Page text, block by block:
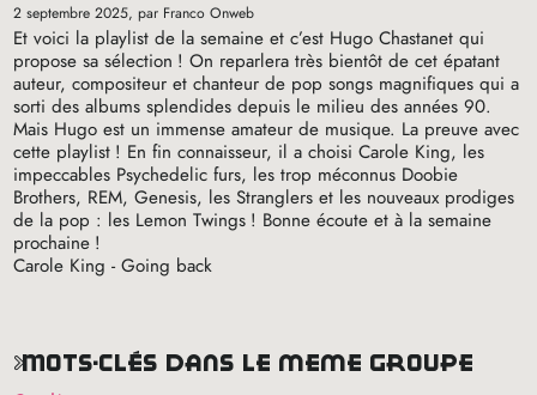
2 septembre 2025, par Franco Onweb
Et voici la playlist de la semaine et c’est Hugo Chastanet qui
propose sa sélection ! On reparlera très bientôt de cet épatant
auteur, compositeur et chanteur de pop songs magnifiques qui a
sorti des albums splendides depuis le milieu des années 90.
Mais Hugo est un immense amateur de musique. La preuve avec
cette playlist ! En fin connaisseur, il a choisi Carole King, les
impeccables Psychedelic furs, les trop méconnus Doobie
Brothers, REM, Genesis, les Stranglers et les nouveaux prodiges
de la pop : les Lemon Twings ! Bonne écoute et à la semaine
prochaine !
Carole King - Going back
mots-clés dans le même groupe